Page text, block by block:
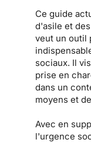
Ce guide
d'asile et
veut un outil
sociaux. Il
prise en
dans un
moyens et
Avec en
l'urgence